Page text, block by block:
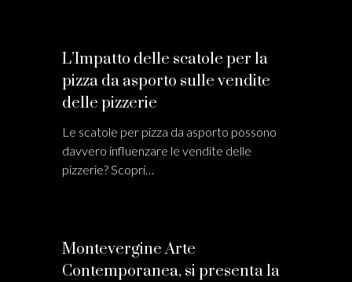
L’Impatto delle scatole per la
pizza da asporto sulle vendite
delle pizzerie
Le scatole per pizza da asporto possono
davvero influenzare le vendite delle
pizzerie? Scopri…
Montevergine Arte
Contemporanea, si presenta la